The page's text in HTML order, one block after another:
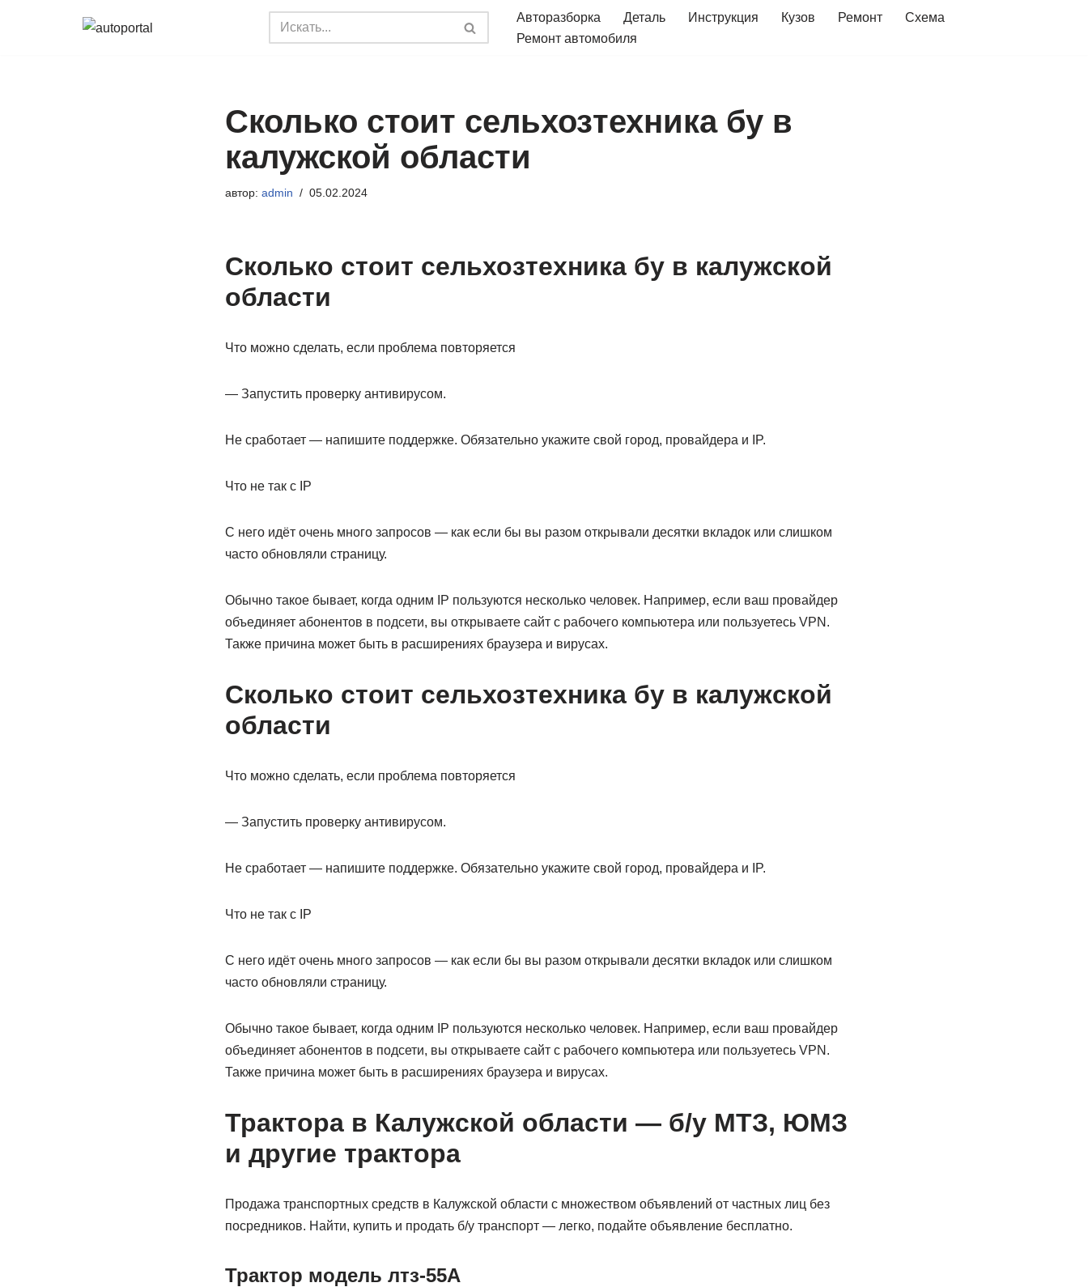
Авторазборка Деталь Инструкция Кузов Ремонт
Схема
Ремонт автомобиля
Сколько стоит сельхозтехника бу в
калужской области
автор: admin 05.02.2024
Сколько стоит сельхозтехника бу в калужской
области
Что можно сделать, если проблема повторяется
— Запустить проверку антивирусом.
Не сработает — напишите поддержке. Обязательно укажите свой город, провайдера и IP.
Что не так с IP
С него идёт очень много запросов — как если бы вы разом открывали десятки вкладок или слишком
часто обновляли страницу.
Обычно такое бывает, когда одним IP пользуются несколько человек. Например, если ваш провайдер
объединяет абонентов в подсети, вы открываете сайт с рабочего компьютера или пользуетесь VPN.
Также причина может быть в расширениях браузера и вирусах.
Сколько стоит сельхозтехника бу в калужской
области
Что можно сделать, если проблема повторяется
— Запустить проверку антивирусом.
Не сработает — напишите поддержке. Обязательно укажите свой город, провайдера и IP.
Что не так с IP
С него идёт очень много запросов — как если бы вы разом открывали десятки вкладок или слишком
часто обновляли страницу.
Обычно такое бывает, когда одним IP пользуются несколько человек. Например, если ваш провайдер
объединяет абонентов в подсети, вы открываете сайт с рабочего компьютера или пользуетесь VPN.
Также причина может быть в расширениях браузера и вирусах.
Трактора в Калужской области — б/у МТЗ, ЮМЗ
и другие трактора
Продажа транспортных средств в Калужской области с множеством объявлений от частных лиц без
посредников. Найти, купить и продать б/у транспорт — легко, подайте объявление бесплатно.
Трактор модель лтз-55А